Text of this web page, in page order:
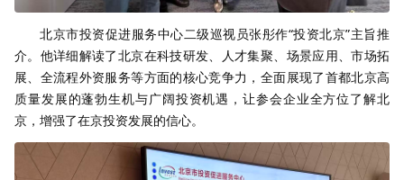
北京市投资促进服务中心二级巡视员张彤作“投资北京”主旨推
介。他详细解读了北京在科技研发、人才集聚、场景应用、市场拓
展、全流程外资服务等方面的核心竞争力，全面展现了首都北京高
质量发展的蓬勃生机与广阔投资机遇，让参会企业全方位了解北
京，增强了在京投资发展的信心。